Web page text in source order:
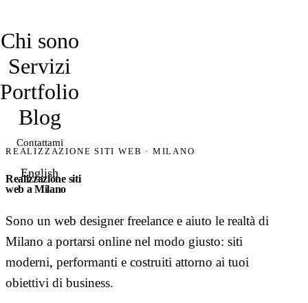
Chi sono
Servizi
Portfolio
Blog
Contattami
English
REALIZZAZIONE SITI WEB · MILANO
Realizzazione siti
web a Milano
Sono un web designer freelance e aiuto le realtà di
Milano a portarsi online nel modo giusto: siti
moderni, performanti e costruiti attorno ai tuoi
obiettivi di business.